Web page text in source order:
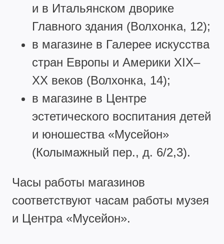
и в Итальянском дворике
Главного здания (Волхонка, 12);
в магазине в Галерее искусства
стран Европы и Америки XIX–
XX веков (Волхонка, 14);
в магазине в Центре
эстетического воспитания детей
и юношества «Мусейон»
(Колымажный пер., д. 6/2,3).
Часы работы магазинов
соответствуют часам работы музея
и Центра «Мусейон».